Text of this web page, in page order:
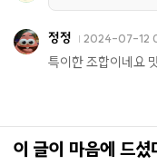
정정 2024-07-12
특이한 조합이네요
이 글이 마음에 드